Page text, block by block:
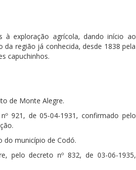
à exploração agrícola, dando início ao
região já conhecida, desde 1838 pela
capuchinhos.
de Monte Alegre.
921, de 05-04-1931, confirmado pelo
do município de Codó.
pelo decreto nº 832, de 03-06-1935,